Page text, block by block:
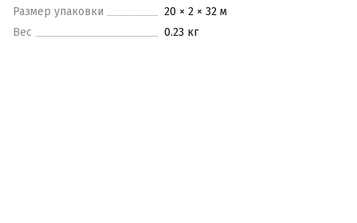
Размер упаковки
20 × 2 × 32 м
Вес
0.23 кг